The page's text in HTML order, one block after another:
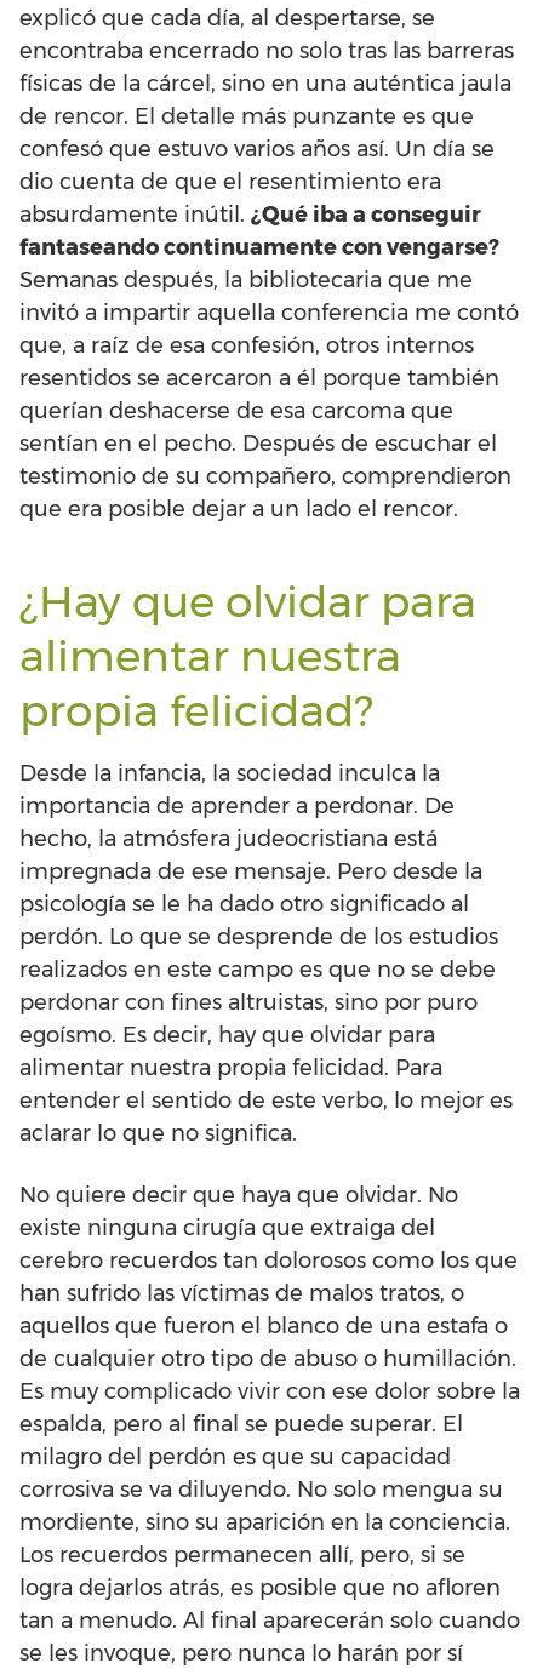
explicó que cada día, al despertarse, se
encontraba encerrado no solo tras las barreras
físicas de la cárcel, sino en una auténtica jaula
de rencor. El detalle más punzante es que
confesó que estuvo varios años así. Un día se
dio cuenta de que el resentimiento era
absurdamente inútil. ¿Qué iba a conseguir
fantaseando continuamente con vengarse?
Semanas después, la bibliotecaria que me
invitó a impartir aquella conferencia me contó
que, a raíz de esa confesión, otros internos
resentidos se acercaron a él porque también
querían deshacerse de esa carcoma que
sentían en el pecho. Después de escuchar el
testimonio de su compañero, comprendieron
que era posible dejar a un lado el rencor.
¿Hay que olvidar para
alimentar nuestra
propia felicidad?
Desde la infancia, la sociedad inculca la
importancia de aprender a perdonar. De
hecho, la atmósfera judeocristiana está
impregnada de ese mensaje. Pero desde la
psicología se le ha dado otro significado al
perdón. Lo que se desprende de los estudios
realizados en este campo es que no se debe
perdonar con fines altruistas, sino por puro
egoísmo. Es decir, hay que olvidar para
alimentar nuestra propia felicidad. Para
entender el sentido de este verbo, lo mejor es
aclarar lo que no significa.
No quiere decir que haya que olvidar. No
existe ninguna cirugía que extraiga del
cerebro recuerdos tan dolorosos como los que
han sufrido las víctimas de malos tratos, o
aquellos que fueron el blanco de una estafa o
de cualquier otro tipo de abuso o humillación.
Es muy complicado vivir con ese dolor sobre la
espalda, pero al final se puede superar. El
milagro del perdón es que su capacidad
corrosiva se va diluyendo. No solo mengua su
mordiente, sino su aparición en la conciencia.
Los recuerdos permanecen allí, pero, si se
logra dejarlos atrás, es posible que no afloren
tan a menudo. Al final aparecerán solo cuando
se les invoque, pero nunca lo harán por sí